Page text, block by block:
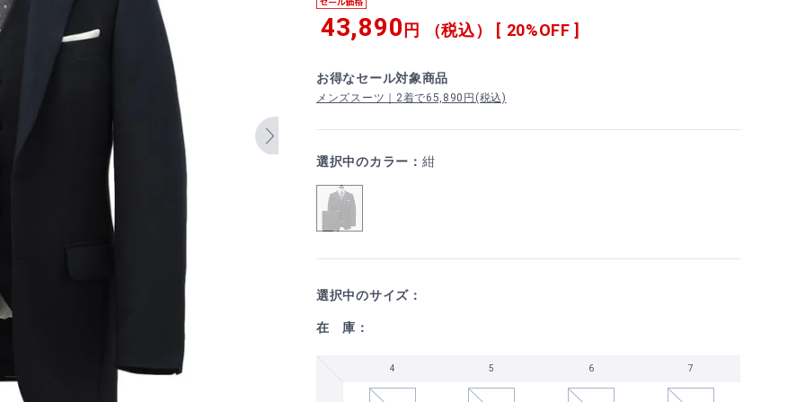
43,890 円 （税込） [ 20%OFF ]
お得なセール対象商品
メンズスーツ｜2着で65,890円(税込)
選択中のカラー： 紺
選択中のサイズ：
在 庫：
4 5 6 7